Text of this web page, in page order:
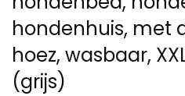
hondenhuis, met
hoez, wasbaar,
(grijs)